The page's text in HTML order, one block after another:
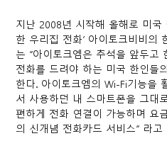
지난 2008년 시작해 올해로 미국
한 우리집 전화’ 아이토크비비의
는 “아이토크엠은 추석을 앞두고
전화를 드려야 하는 미국 한인들
한다. 아이토크엠의 Wi-Fi기능을
서 사용하던 내 스마트폰을 그대
편하게 전화 연결이 가능하며 요
의 신개념 전화카드 서비스” 라고